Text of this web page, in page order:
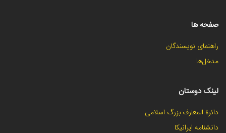
صفحه ها
راهنمای نویسندگان
مدخل‌ها
لینک دوستان
دائرة المعارف بزرگ اسلامی
دانشنامه ایرانیکا